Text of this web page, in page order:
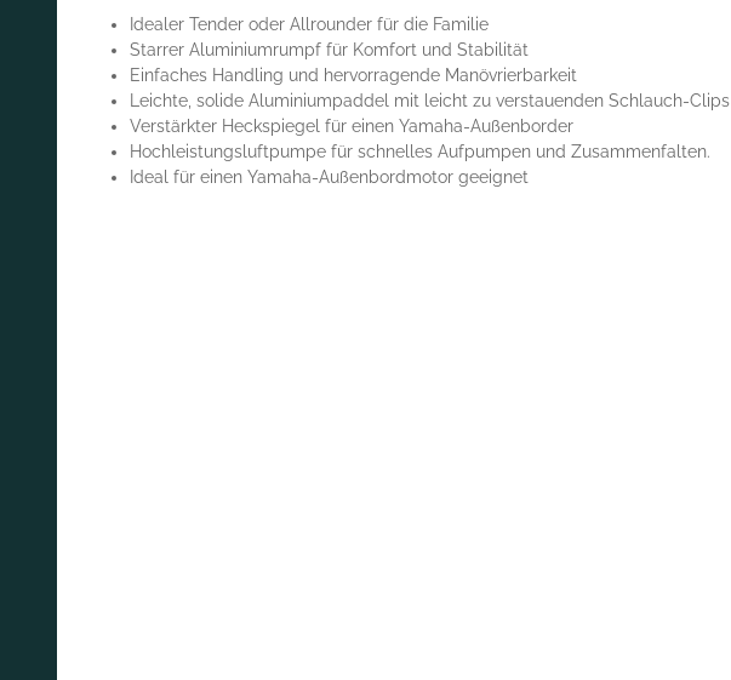
Idealer Tender oder Allrounder für die Familie
Starrer Aluminiumrumpf für Komfort und Stabilität
Einfaches Handling und hervorragende Manövrierbarkeit
Leichte, solide Aluminiumpaddel mit leicht zu verstauenden Schlauch-Clips
Verstärkter Heckspiegel für einen Yamaha-Außenborder
Hochleistungsluftpumpe für schnelles Aufpumpen und Zusammenfalten.
Ideal für einen Yamaha-Außenbordmotor geeignet